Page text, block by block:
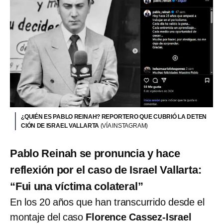
¿QUIÉN ES PABLO REINAH? REPORTERO QUE CUBRIÓ LA DETEN
CIÓN DE ISRAEL VALLARTA (VÍA INSTAGRAM)
Pablo Reinah se pronuncia y hace
reflexión por el caso de Israel Vallarta:
“Fui una víctima colateral”
En los 20 años que han transcurrido desde el
montaje del caso Florence Cassez-Israel